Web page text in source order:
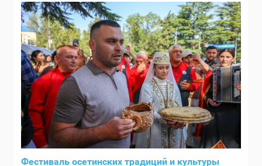
Фестиваль осетинских традиций и культуры